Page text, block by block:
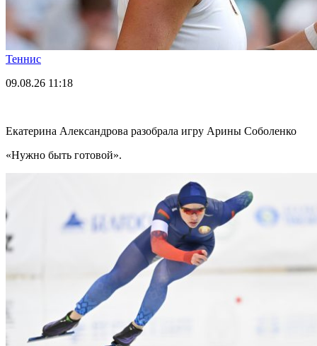
Теннис
09.08.26 11:18
Екатерина Александрова разобрала игру Арины Соболенко
«Нужно быть готовой».